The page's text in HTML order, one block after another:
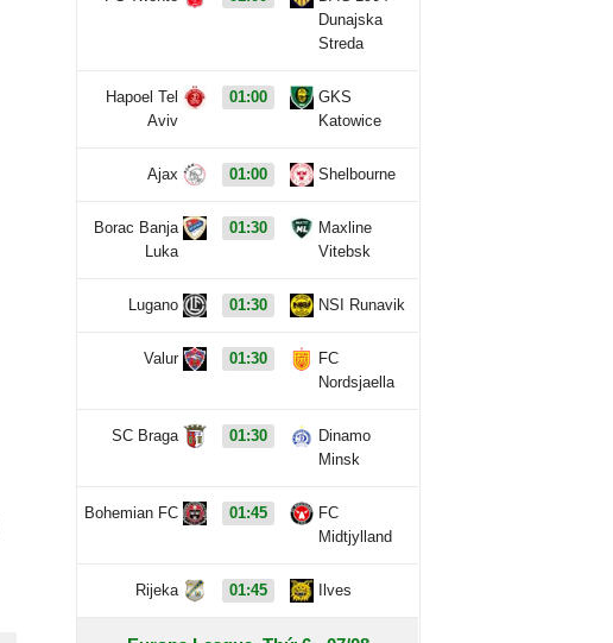
Dunajska
Streda
Hapoel Tel
Aviv
01:00
GKS
Katowice
Ajax 01:00 Shelbourne
Borac Banja
Luka
01:30
Maxline
Vitebsk
Lugano 01:30 NSI Runavik
Valur 01:30
FC
Nordsjaella
SC Braga 01:30
Dinamo
Minsk
Bohemian FC 01:45
FC
Midtjylland
Rijeka 01:45 Ilves